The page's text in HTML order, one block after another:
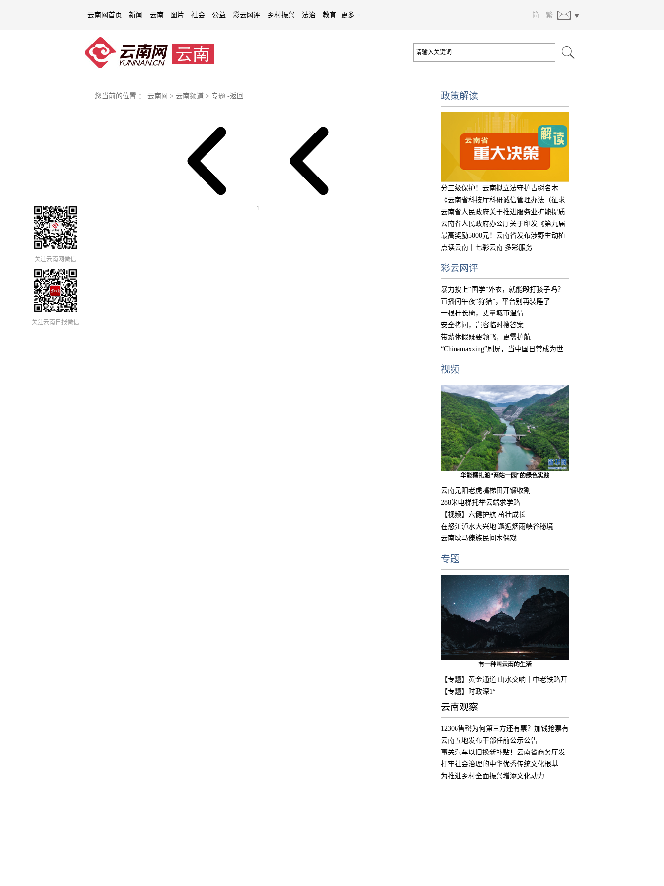
云南网首页 新闻 云南 图片 社会 公益 彩云网评 乡村振兴 法治 教育 更多 简 繁
您当前的位置 ： 云南网 > 云南频道 > 专题 -返回
1
政策解读
分三级保护！云南拟立法守护古树名木
《云南省科技厅科研诚信管理办法（征求
意见
云南省人民政府关于推进服务业扩能提质
的实
云南省人民政府办公厅关于印发《第九届
中国
最高奖励5000元！云南省发布涉野生动植
物违
点读云南丨七彩云南 多彩服务
彩云网评
暴力披上“国学”外衣，就能殴打孩子吗？
直播间午夜“狩猎”，平台别再装睡了
一根杆长椅，丈量城市温情
安全拷问，岂容临时搜答案
带薪休假既要领飞，更需护航
“Chinamaxxing”刷屏，当中国日常成为世
视频
华能糯扎渡“两站一园”的绿色实践
云南元阳老虎嘴梯田开镰收割
288米电梯托举云端求学路
【视频】六健护航 茁壮成长
在怒江泸水大兴地 邂逅烟雨峡谷秘境
云南耿马傣族民间木偶戏
专题
有一种叫云南的生活
【专题】黄金通道 山水交响丨中老铁路开
通
【专题】时政深1°
云南观察
12306售罄为何第三方还有票？加钱抢票有
用
云南五地发布干部任前公示公告
事关汽车以旧换新补贴！云南省商务厅发
布公
打牢社会治理的中华优秀传统文化根基
为推进乡村全面振兴增添文化动力
关注云南网微信
关注云南日报微信